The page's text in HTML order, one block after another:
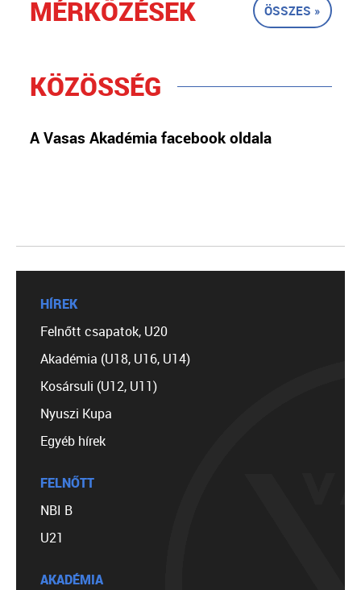
MÉRKŐZÉSEK
ÖSSZES »
KÖZÖSSÉG
A Vasas Akadémia facebook oldala
HÍREK
Felnőtt csapatok, U20
Akadémia (U18, U16, U14)
Kosársuli (U12, U11)
Nyuszi Kupa
Egyéb hírek
FELNŐTT
NBI B
U21
AKADÉMIA